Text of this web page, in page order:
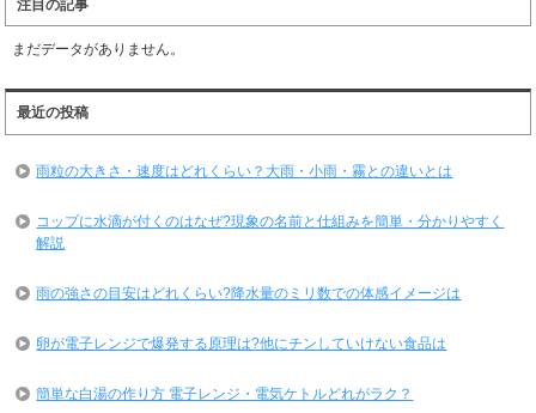
注目の記事
まだデータがありません。
最近の投稿
雨粒の大きさ・速度はどれくらい？大雨・小雨・霧との違いとは
コップに水滴が付くのはなぜ?現象の名前と仕組みを簡単・分かりやすく
解説
雨の強さの目安はどれくらい?降水量のミリ数での体感イメージは
卵が電子レンジで爆発する原理は?他にチンしていけない食品は
簡単な白湯の作り方 電子レンジ・電気ケトルどれがラク？